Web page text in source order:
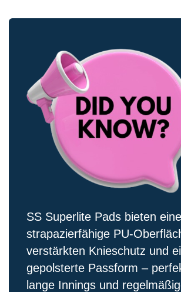
SS Superlite Pads bieten eine
strapazierfähige PU-
verstärkten Knieschutz und
gepolsterte Passform –
lange Innings und